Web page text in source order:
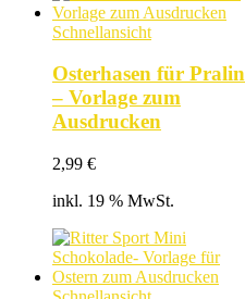
Schnellansicht
Osterhasen für
– Vorlage zum
Ausdrucken
2,99 €
inkl. 19 % MwSt.